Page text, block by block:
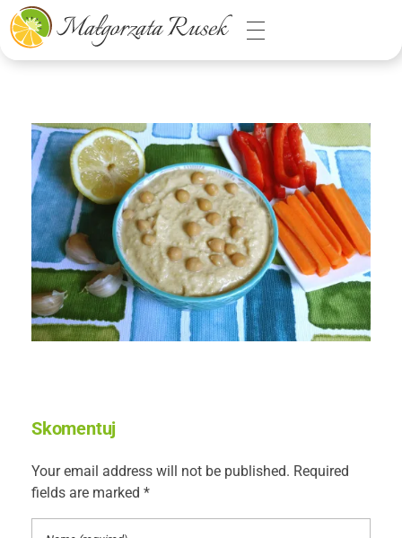
Małgorzata Rusek - dietetyk z pasją
Dietetyka kliniczna & Psychodietetyka
Skomentuj
Your email address will not be published. Required
fields are marked *